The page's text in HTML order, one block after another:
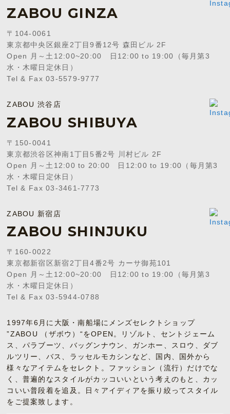
ZABOU GINZA
〒104-0061
東京都中央区銀座2丁目9番12号 森田ビル 2F
Open 月～土12:00~20:00 日12:00 to 19:00（毎月第3
水・木曜日定休日）
Tel & Fax 03-5579-9777
ZABOU 渋谷店
ZABOU SHIBUYA
〒150-0041
東京都渋谷区神南1丁目5番2号 川村ビル 2F
Open 月～土12:00 to 20:00 日12:00 to 19:00（毎月第3
水・木曜日定休日）
Tel & Fax 03-3461-7773
ZABOU 新宿店
ZABOU SHINJUKU
〒160-0022
東京都新宿区新宿2丁目4番2号 カーサ御苑101
Open 月～土12:00~20:00 日12:00 to 19:00（毎月第3
水・木曜日定休日）
Tel & Fax 03-5944-0788
1997年6月に大阪・南船場にメンズセレクトショップ
”ZABOU （ザボウ）“をOPEN。リゾルト、セントジェーム
ス、パラブーツ、バッグンナウン、ガンホー、スロウ、ダブ
ルツリー、バス、ラッセルモカシンなど、国内、国外から
様々なアイテムをセレクト。ファッション（流行）だけでな
く、普遍的なスタイルがカッコいいという考えのもと、カッ
コいい普段着を追及。日々アイディアを振り絞ってスタイル
をご提案致します。